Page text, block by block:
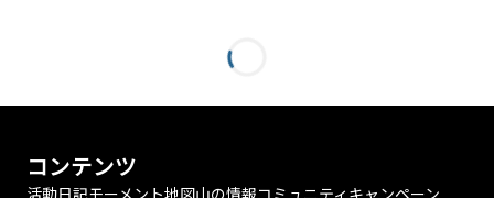
コンテンツ
活動日記モーメント地図山の情報コミュニティ キャンペーン